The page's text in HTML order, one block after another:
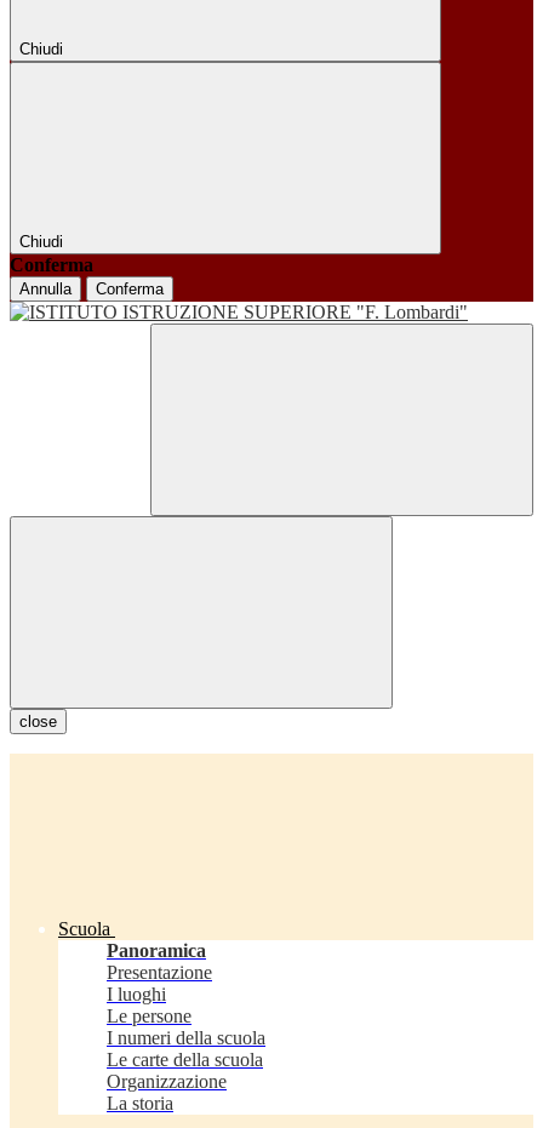
Chiudi
Chiudi
Conferma
Annulla Conferma
close
Scuola
Panoramica
Presentazione
I luoghi
Le persone
I numeri della scuola
Le carte della scuola
Organizzazione
La storia